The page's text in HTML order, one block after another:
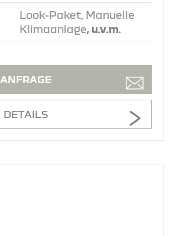
Look-Paket, Manuelle
Klimaanlage, u.v.m.
ANFRAGE
DETAILS